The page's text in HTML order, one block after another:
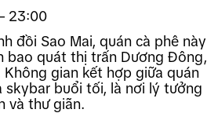
23:00
đồi Sao Mai, quán cà phê này
bao quát thị trấn Dương Đông,
Không gian kết hợp giữa quán
skybar buổi tối, là nơi lý tưởng
và thư giãn.